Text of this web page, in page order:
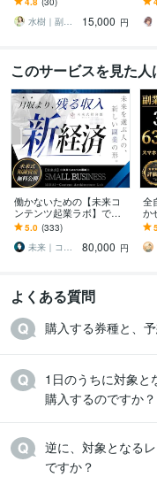
あなたのコンテンツとし
て使えるマニュアル付
水樹｜副業ネットビジネス
15,000 円
由
必
このサービスを見た
働かないための【未来コ
ンテンツ起業ラボ】であ
ります 初心者副業→スモ
ール起業×実践AIスキル獲
得／自動／スマホ
5.0 (333)
未来｜コンテンツ起業ラボ
80,000 円
全
か
え
心
自
よくある質問
購入する券種と、
1日のうちに対象と
購入するのですか？
逆に、対象となる
ですか？